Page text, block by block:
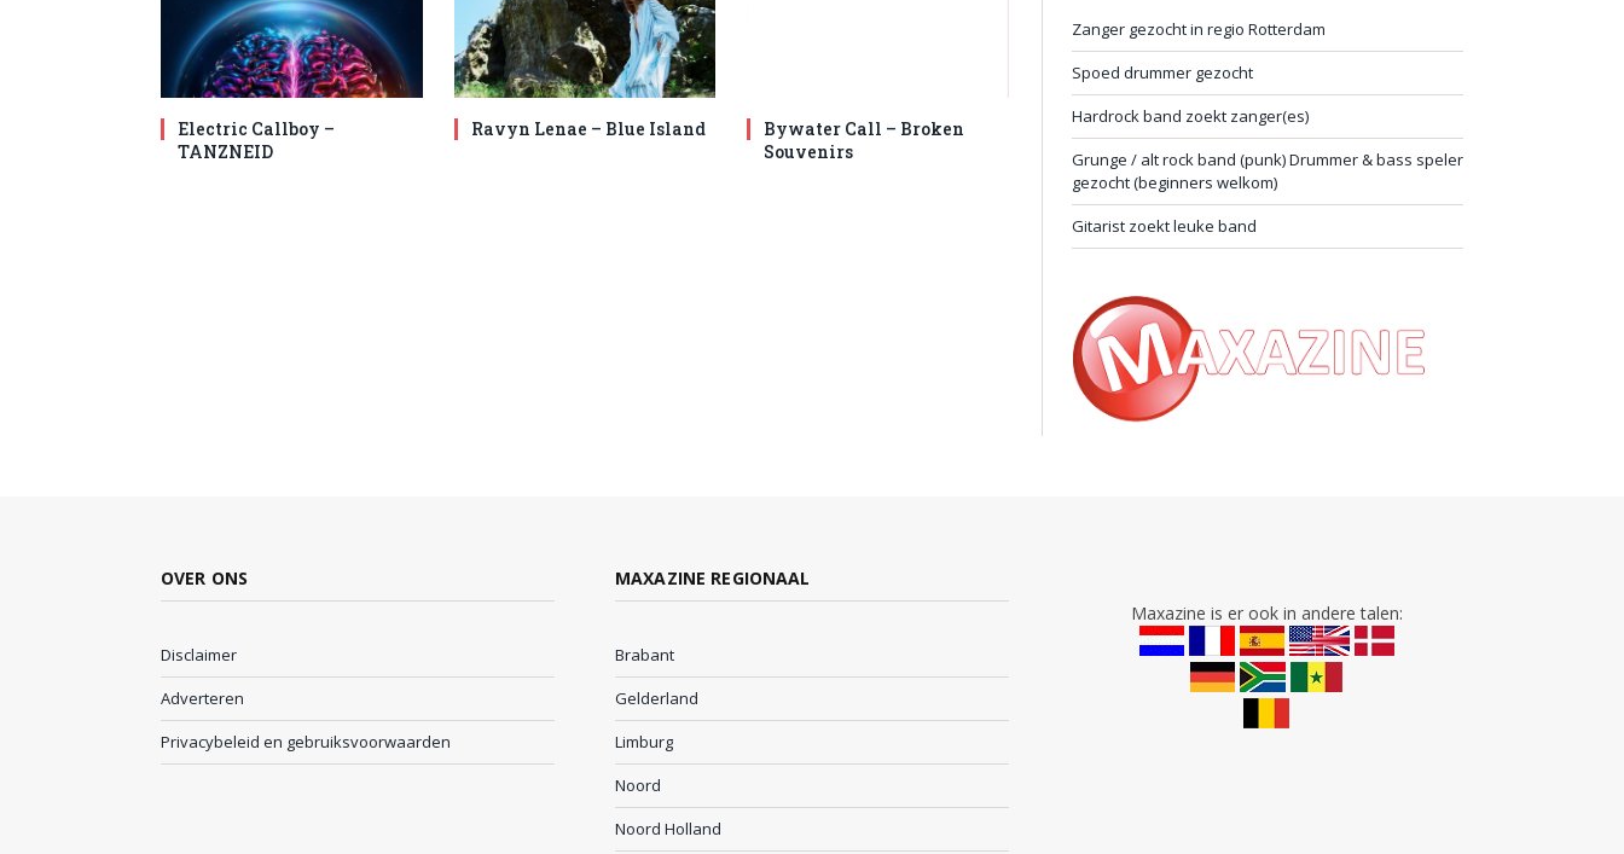
Electric Callboy –
TANZNEID
Ravyn Lenae – Blue Island
Bywater Call – Broken
Souvenirs
Zanger gezocht in regio Rotterdam
Spoed drummer gezocht
Hardrock band zoekt zanger(es)
Grunge / alt rock band (punk) Drummer & bass speler
gezocht (beginners welkom)
Gitarist zoekt leuke band
OVER ONS
Disclaimer
Adverteren
Privacybeleid en gebruiksvoorwaarden
MAXAZINE REGIONAAL
Brabant
Gelderland
Limburg
Noord
Noord Holland
Maxazine is er ook in andere talen: